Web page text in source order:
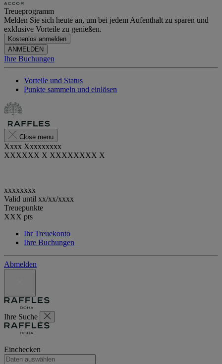
Treueprogramm
Melden Sie sich heute an, um bei jedem Aufenthalt zu sparen und
exklusive Vorteile zu genießen.
Kostenlos anmelden
ANMELDEN
Ihre Buchungen
Vorteile und Status
Punkte sammeln und einlösen
Close menu
Xxxx Xxxxxxxxx
XXXXXX X XXXXXXXX X
xxxxxxxx
Valid until xx/xx/xxxx
Treuepunkte
XXX pts
Ihr Treuekonto
Ihre Buchungen
Abmelden
Ihre Suche
Einchecken